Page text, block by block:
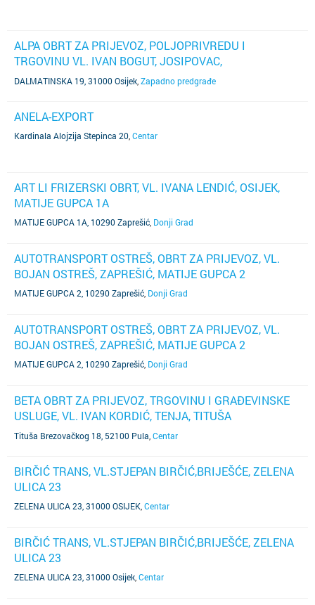
ALPA OBRT ZA PRIJEVOZ, POLJOPRIVREDU I
TRGOVINU VL. IVAN BOGUT, JOSIPOVAC,
DALMATINSKA 19
DALMATINSKA 19, 31000 Osijek Zapadno predgrađe
ANELA-EXPORT
Kardinala Alojzija Stepinca 20 Centar
ART LI FRIZERSKI OBRT, VL. IVANA LENDIĆ, OSIJEK,
MATIJE GUPCA 1A
MATIJE GUPCA 1A, 10290 Zaprešić Donji Grad
AUTOTRANSPORT OSTREŠ, OBRT ZA PRIJEVOZ, VL.
BOJAN OSTREŠ, ZAPREŠIĆ, MATIJE GUPCA 2
MATIJE GUPCA 2, 10290 Zaprešić Donji Grad
AUTOTRANSPORT OSTREŠ, OBRT ZA PRIJEVOZ, VL.
BOJAN OSTREŠ, ZAPREŠIĆ, MATIJE GUPCA 2
MATIJE GUPCA 2, 10290 Zaprešić Donji Grad
BETA OBRT ZA PRIJEVOZ, TRGOVINU I GRAĐEVINSKE
USLUGE, VL. IVAN KORDIĆ, TENJA, TITUŠA
BREZOVAČKOG 18
Tituša Brezovačkog 18, 52100 Pula Centar
BIRČIĆ TRANS, VL.STJEPAN BIRČIĆ,BRIJEŠĆE, ZELENA
ULICA 23
ZELENA ULICA 23, 31000 OSIJEK Centar
BIRČIĆ TRANS, VL.STJEPAN BIRČIĆ,BRIJEŠĆE, ZELENA
ULICA 23
ZELENA ULICA 23, 31000 Osijek Centar